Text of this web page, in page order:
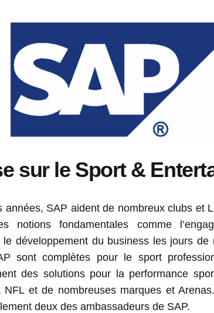
sur le Sport &
années, SAP aident de nombreux clubs et
notions fondamentales comme
le développement du business les jours de
sont complètes pour le sport
des solutions pour la performance
et de nombreuses marques et
deux des ambassadeurs de SAP.